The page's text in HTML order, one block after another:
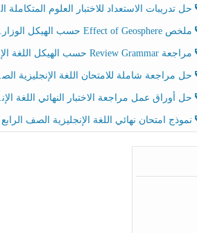
حل تدريبات الاستعداد للاختبار العلوم المتكاملة الصف الخامس عام الفصل الثالث
ملخص Effect of Geosphere حسب الهيكل الوزاري العلوم المتكاملة الصف الخامس انسبير الفصل الثالث
مراجعة Review Grammar حسب الهيكل اللغة الإنجليزية الصف الخامس الفصل الثالث
حل مراجعة شاملة للامتحان اللغة الإنجليزية الصف الخامس الفصل الثالث
حل أوراق عمل مراجعة الاختبار النهائي اللغة الإنجليزية الصف الرابع الفصل الثالث
نموذج امتحان نهائي اللغة الإنجليزية الصف الرابع الفصل الثالث